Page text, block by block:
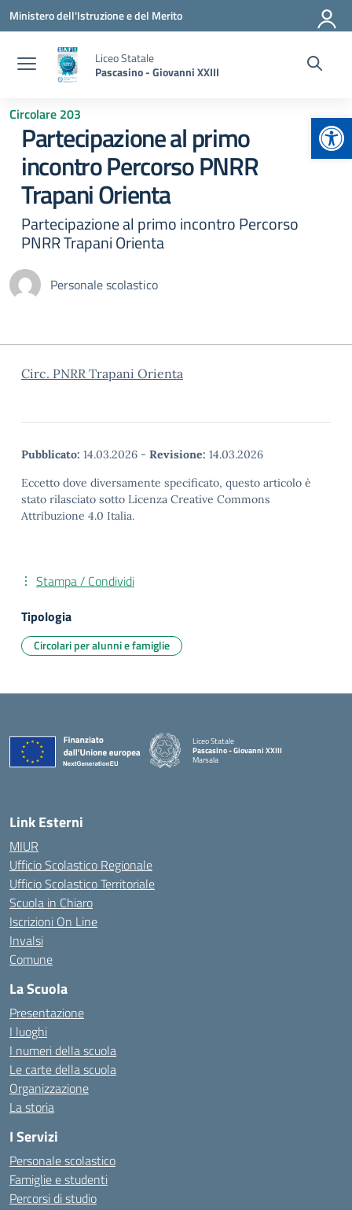
Vai ai contenuti
Vai al menu di navigazione
Vai al footer
Ministero dell'Istruzione e del Merito
Liceo Statale
Pascasino - Giovanni XXIII
Circolare 203
Partecipazione al primo
incontro Percorso PNRR
Trapani Orienta
Partecipazione al primo incontro Percorso
PNRR Trapani Orienta
Personale scolastico
Circ. PNRR Trapani Orienta
Pubblicato: 14.03.2026 - Revisione: 14.03.2026
Eccetto dove diversamente specificato, questo articolo è
stato rilasciato sotto Licenza Creative Commons
Attribuzione 4.0 Italia.
Stampa / Condividi
Tipologia
Circolari per alunni e famiglie
Liceo Statale
Pascasino - Giovanni XXIII
Marsala
Link Esterni
MIUR
Ufficio Scolastico Regionale
Ufficio Scolastico Territoriale
Scuola in Chiaro
Iscrizioni On Line
Invalsi
Comune
La Scuola
Presentazione
I luoghi
I numeri della scuola
Le carte della scuola
Organizzazione
La storia
I Servizi
Personale scolastico
Famiglie e studenti
Percorsi di studio